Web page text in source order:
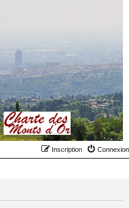
Connexion
Inscription